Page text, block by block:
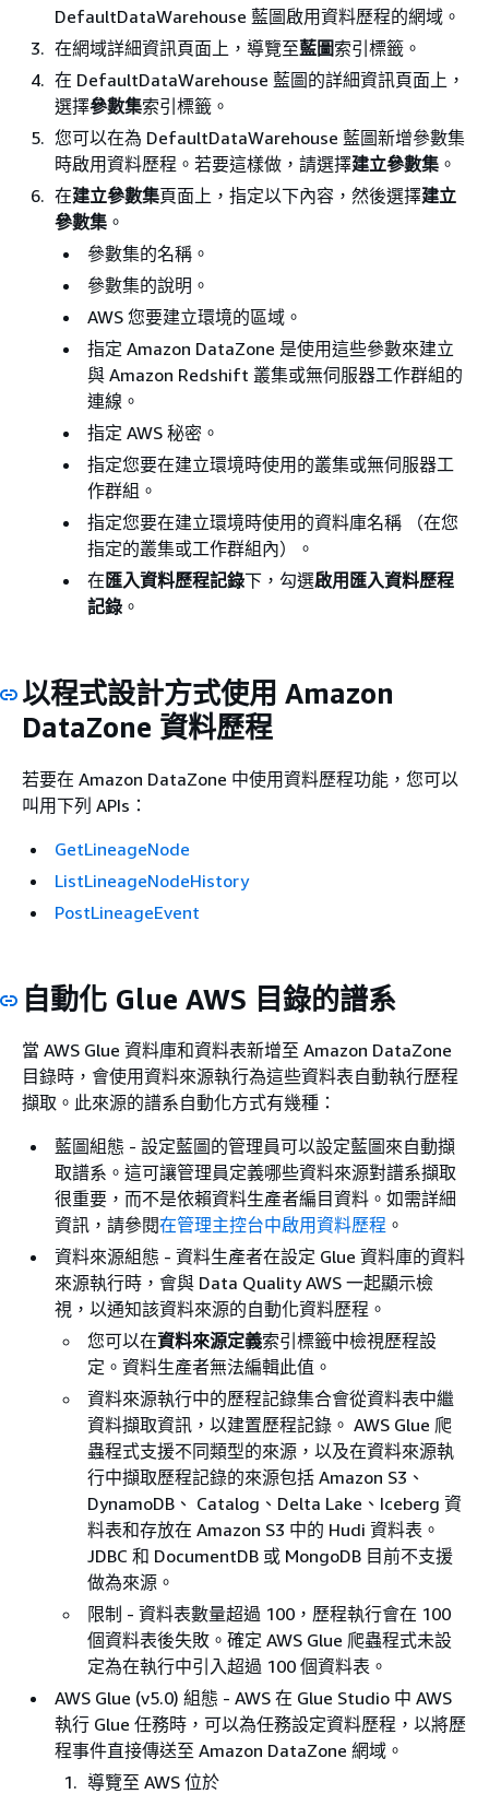
DefaultDataWarehouse 藍圖啟用資料歷程的網域。
在網域詳細資訊頁面上，導覽至藍圖索引標籤。
在 DefaultDataWarehouse 藍圖的詳細資訊頁面上，
選擇參數集索引標籤。
您可以在為 DefaultDataWarehouse 藍圖新增參數集
時啟用資料歷程。若要這樣做，請選擇建立參數集 。
在建立參數集頁面上，指定以下內容，然後選擇建立
參數集 。
參數集的名稱。
參數集的說明。
AWS 您要建立環境的區域。
指定 Amazon DataZone 是使用這些參數來建立
與 Amazon Redshift 叢集或無伺服器工作群組的
連線。
指定 AWS 秘密。
指定您要在建立環境時使用的叢集或無伺服器工
作群組。
指定您要在建立環境時使用的資料庫名稱 （在您
指定的叢集或工作群組內）。
在 匯入資料歷程記錄下，勾選啟用匯入資料歷程
記錄 。
以程式設計方式使用 Amazon
DataZone 資料歷程
若要在 Amazon DataZone 中使用資料歷程功能，您可以
叫用下列 APIs：
GetLineageNode
ListLineageNodeHistory
PostLineageEvent
自動化 Glue AWS 目錄的譜系
當 AWS Glue 資料庫和資料表新增至 Amazon DataZone
目錄時，會使用資料來源執行為這些資料表自動執行歷程
擷取。此來源的譜系自動化方式有幾種：
藍圖組態 - 設定藍圖的管理員可以設定藍圖來自動擷
取譜系。這可讓管理員定義哪些資料來源對譜系擷取
很重要，而不是依賴資料生產者編目資料。如需詳細
資訊，請參閱在管理主控台中啟用資料歷程 。
資料來源組態 - 資料生產者在設定 Glue 資料庫的資料
來源執行時，會與 Data Quality AWS 一起顯示檢
視，以通知該資料來源的自動化資料歷程。
您可以在資料來源定義索引標籤中檢視歷程設
定。資料生產者無法編輯此值。
資料來源執行中的歷程記錄集合會從資料表中繼
資料擷取資訊，以建置歷程記錄。 AWS Glue 爬
蟲程式支援不同類型的來源，以及在資料來源執
行中擷取歷程記錄的來源包括 Amazon S3、
DynamoDB、 Catalog、Delta Lake、Iceberg 資
料表和存放在 Amazon S3 中的 Hudi 資料表。
JDBC 和 DocumentDB 或 MongoDB 目前不支援
做為來源。
限制 - 資料表數量超過 100，歷程執行會在 100
個資料表後失敗。確定 AWS Glue 爬蟲程式未設
定為在執行中引入超過 100 個資料表。
AWS Glue (v5.0) 組態 - AWS 在 Glue Studio 中 AWS
執行 Glue 任務時，可以為任務設定資料歷程，以將歷
程事件直接傳送至 Amazon DataZone 網域。
導覽至 AWS 位於